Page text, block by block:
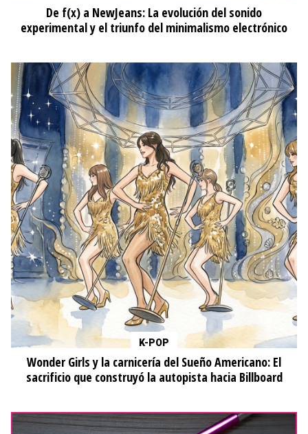
De f(x) a NewJeans: La evolución del sonido
experimental y el triunfo del minimalismo electrónico
K-POP
Wonder Girls y la carnicería del Sueño Americano: El
sacrificio que construyó la autopista hacia Billboard